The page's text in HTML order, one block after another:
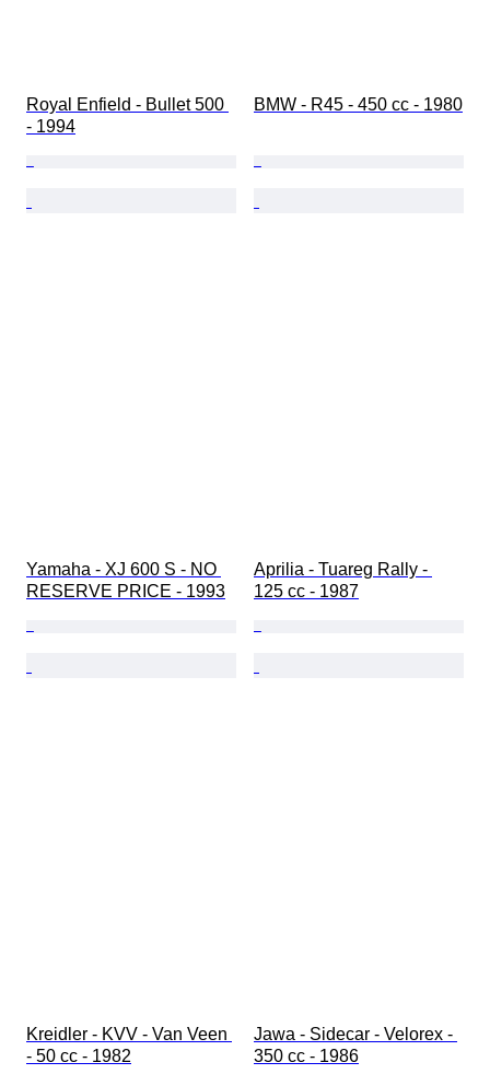
Royal Enfield - Bullet 500
- 1994
BMW - R45 - 450 cc - 1980
Yamaha - XJ 600 S - NO
RESERVE PRICE - 1993
Aprilia - Tuareg Rally -
125 cc - 1987
Kreidler - KVV - Van Veen
- 50 cc - 1982
Jawa - Sidecar - Velorex -
350 cc - 1986